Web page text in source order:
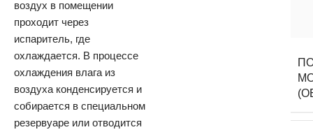
воздух в помещении
проходит через
испаритель, где
охлаждается. В процессе
охлаждения влага из
воздуха конденсируется и
собирается в специальном
резервуаре или отводится